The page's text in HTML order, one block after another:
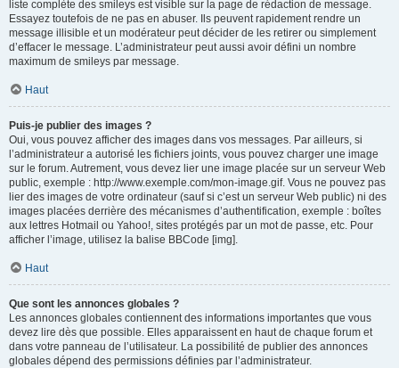
liste complète des smileys est visible sur la page de rédaction de message.
Essayez toutefois de ne pas en abuser. Ils peuvent rapidement rendre un
message illisible et un modérateur peut décider de les retirer ou simplement
d’effacer le message. L’administrateur peut aussi avoir défini un nombre
maximum de smileys par message.
Haut
Puis-je publier des images ?
Oui, vous pouvez afficher des images dans vos messages. Par ailleurs, si
l’administrateur a autorisé les fichiers joints, vous pouvez charger une image
sur le forum. Autrement, vous devez lier une image placée sur un serveur Web
public, exemple : http://www.exemple.com/mon-image.gif. Vous ne pouvez pas
lier des images de votre ordinateur (sauf si c’est un serveur Web public) ni des
images placées derrière des mécanismes d’authentification, exemple : boîtes
aux lettres Hotmail ou Yahoo!, sites protégés par un mot de passe, etc. Pour
afficher l’image, utilisez la balise BBCode [img].
Haut
Que sont les annonces globales ?
Les annonces globales contiennent des informations importantes que vous
devez lire dès que possible. Elles apparaissent en haut de chaque forum et
dans votre panneau de l’utilisateur. La possibilité de publier des annonces
globales dépend des permissions définies par l’administrateur.